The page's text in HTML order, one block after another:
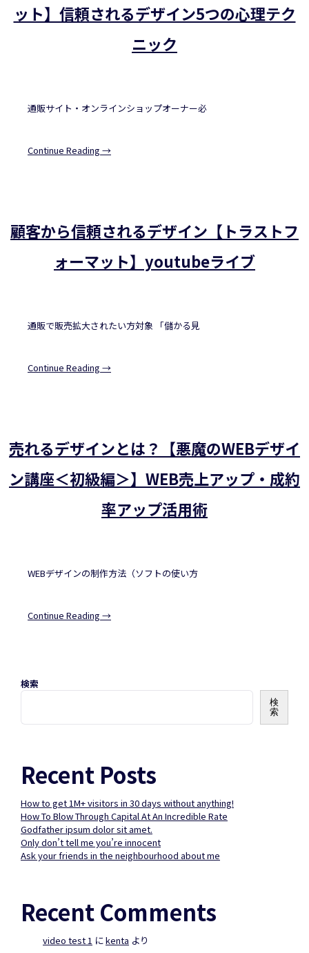
ット】信頼されるデザイン5つの心理テク
ニック
通販サイト・オンラインショップオーナー必
Continue Reading →
顧客から信頼されるデザイン【トラストフ
ォーマット】youtubeライブ
通販で販売拡大されたい方対象 「儲かる見
Continue Reading →
売れるデザインとは？【悪魔のWEBデザイ
ン講座＜初級編＞】WEB売上アップ・成約
率アップ活用術
WEBデザインの制作方法（ソフトの使い方
Continue Reading →
検索
検
索
Recent Posts
How to get 1M+ visitors in 30 days without anything!
How To Blow Through Capital At An Incredible Rate
Godfather ipsum dolor sit amet.
Only don’t tell me you’re innocent
Ask your friends in the neighbourhood about me
Recent Comments
video test 1 にkenta より